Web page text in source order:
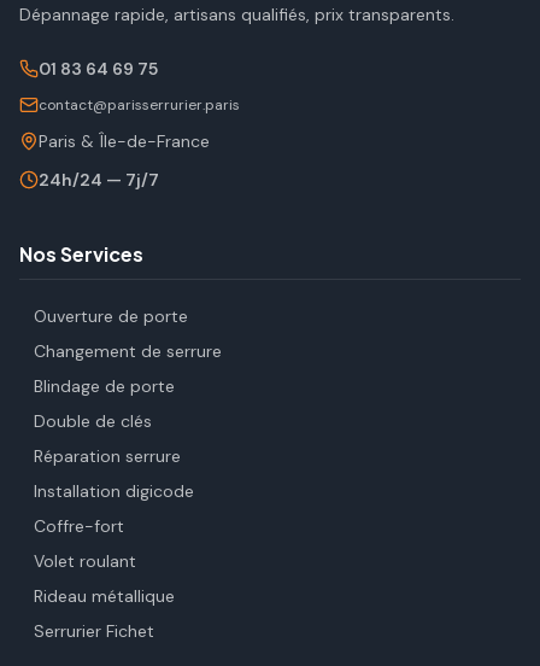
Dépannage rapide, artisans qualifiés, prix transparents.
01 83 64 69 75
contact@parisserrurier.paris
Paris & Île-de-France
24h/24 — 7j/7
Nos Services
Ouverture de porte
Changement de serrure
Blindage de porte
Double de clés
Réparation serrure
Installation digicode
Coffre-fort
Volet roulant
Rideau métallique
Serrurier Fichet